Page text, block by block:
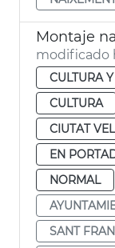
modificado
CULTURA
CULTURA
CIUTAT
EN
NORMAL
SANT